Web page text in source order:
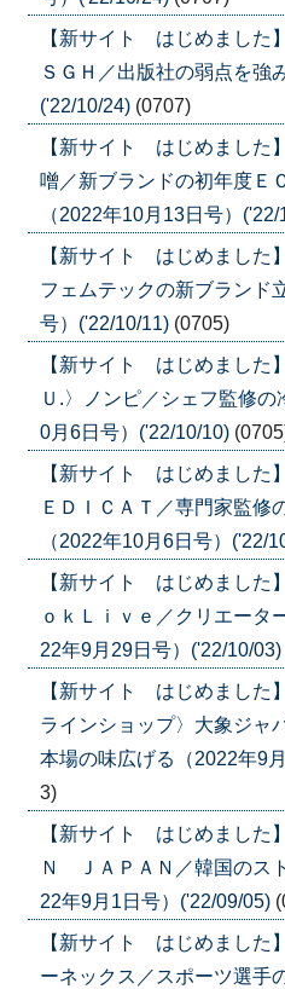
【新サイト はじめました
ＳＧＨ／出版社の弱点を強
('22/10/24) (0707)
【新サイト はじめました
噌／新ブランドの初年度Ｅ
（2022年10月13日号）('22/
【新サイト はじめました
フェムテックの新ブランド
号）('22/10/11) (0705)
【新サイト はじめまし
Ｕ.〉ノンピ／シェフ監修
0月6日号）('22/10/10)
【新サイト はじめました
ＥＤＩＣＡＴ／専門家監修
（2022年10月6日号）('22/
【新サイト はじめました
ｏｋＬｉｖｅ／クリエータ
22年9月29日号）('22/10/03)
【新サイト はじめました
ラインショップ〉大象ジャ
本場の味広げる（2022年9
3)
【新サイト はじめました
Ｎ ＪＡＰＡＮ／韓国のス
22年9月1日号）('22/09/05)
【新サイト はじめました
ーネックス／スポーツ選手